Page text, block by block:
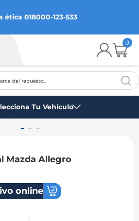
ética 018000-123-533
0
o marca del repuesto...
Tu Vehículo
Mazda Allegro
online